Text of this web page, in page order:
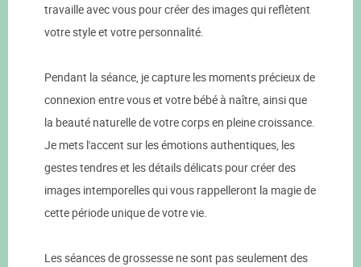
travaille avec vous pour créer des images qui reflètent
votre style et votre personnalité.
Pendant la séance, je capture les moments précieux de
connexion entre vous et votre bébé à naître, ainsi que
la beauté naturelle de votre corps en pleine croissance.
Je mets l'accent sur les émotions authentiques, les
gestes tendres et les détails délicats pour créer des
images intemporelles qui vous rappelleront la magie de
cette période unique de votre vie.
Les séances de grossesse ne sont pas seulement des